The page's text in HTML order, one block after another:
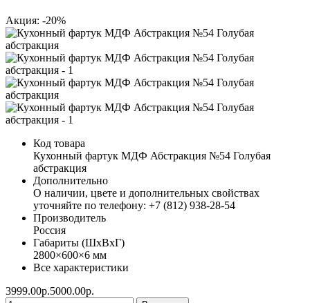
Акция: -20%
Код товара
Кухонный фартук МДФ Абстракция №54 Голубая
абстракция
Дополнительно
О наличии, цвете и дополнительных свойствах
уточняйте по телефону: +7 (812) 938-28-54
Производитель
Россия
Габариты (ШхВхГ)
2800×600×6 мм
Все характеристики
3999.00р.5000.00р.